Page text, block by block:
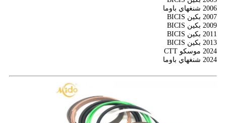
2006 شنغهاي باوما
2007 بكين BICIS
2009 بكين BICIS
2011 بكين BICIS
2013 بكين BICIS
2024 موسكو CTT
2024 شنغهاي باوما